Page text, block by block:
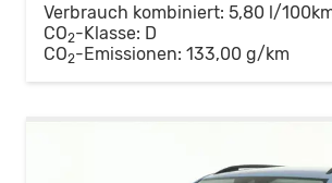
Verbrauch kombiniert: 5,80 l/
CO2-Klasse: D
CO2-Emissionen: 133,00 g/km